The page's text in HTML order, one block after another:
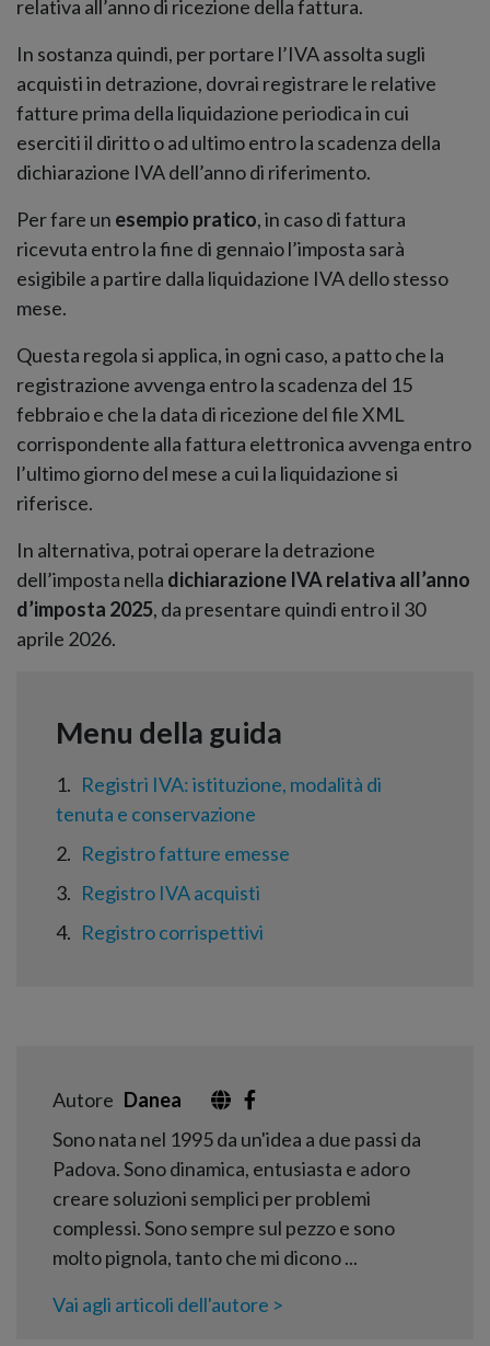
relativa all’anno di ricezione della fattura.
In sostanza quindi, per portare l’IVA assolta sugli
acquisti in detrazione, dovrai registrare le relative
fatture prima della liquidazione periodica in cui
eserciti il diritto o ad ultimo entro la scadenza della
dichiarazione IVA dell’anno di riferimento.
Per fare un esempio pratico, in caso di fattura
ricevuta entro la fine di gennaio l’imposta sarà
esigibile a partire dalla liquidazione IVA dello stesso
mese.
Questa regola si applica, in ogni caso, a patto che la
registrazione avvenga entro la scadenza del 15
febbraio e che la data di ricezione del file XML
corrispondente alla fattura elettronica avvenga entro
l’ultimo giorno del mese a cui la liquidazione si
riferisce.
In alternativa, potrai operare la detrazione
dell’imposta nella dichiarazione IVA relativa all’anno
d’imposta 2025, da presentare quindi entro il 30
aprile 2026.
1
Registri IVA: istituzione, modalità di
tenuta e conservazione
2
Registro fatture emesse
3
Registro IVA acquisti
4
Registro corrispettivi
Autore Danea
Sono nata nel 1995 da un'idea a due passi da
Padova. Sono dinamica, entusiasta e adoro
creare soluzioni semplici per problemi
complessi. Sono sempre sul pezzo e sono
molto pignola, tanto che mi dicono ...
Vai agli articoli dell'autore >